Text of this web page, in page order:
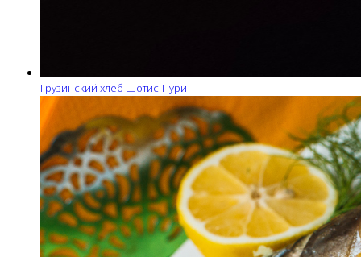
Грузинский хлеб Шотис-Пури